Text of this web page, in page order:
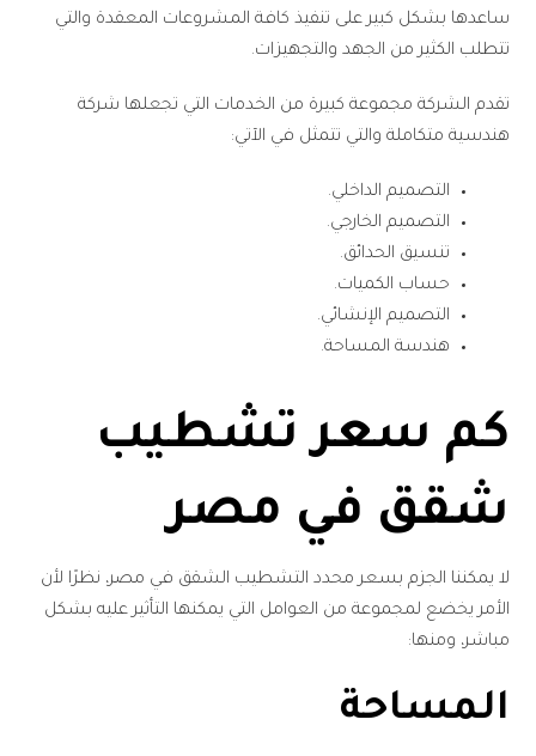
ساعدها بشكل كبير على تنفيذ كافة المشروعات المعقدة والتي
تتطلب الكثير من الجهد والتجهيزات.
تقدم الشركة مجموعة كبيرة من الخدمات التي تجعلها شركة
هندسية متكاملة والتي تتمثل في الآتي:
التصميم الداخلي.
التصميم الخارجي.
تنسيق الحدائق.
حساب الكميات.
التصميم الإنشائي.
هندسة المساحة.
كم سعر تشطيب
شقق في مصر
لا يمكننا الجزم بسعر محدد التشطيب الشقق في مصر، نظرًا لأن
الأمر يخضع لمجموعة من العوامل التي يمكنها التأثير عليه بشكل
مباشر، ومنها:
المساحة